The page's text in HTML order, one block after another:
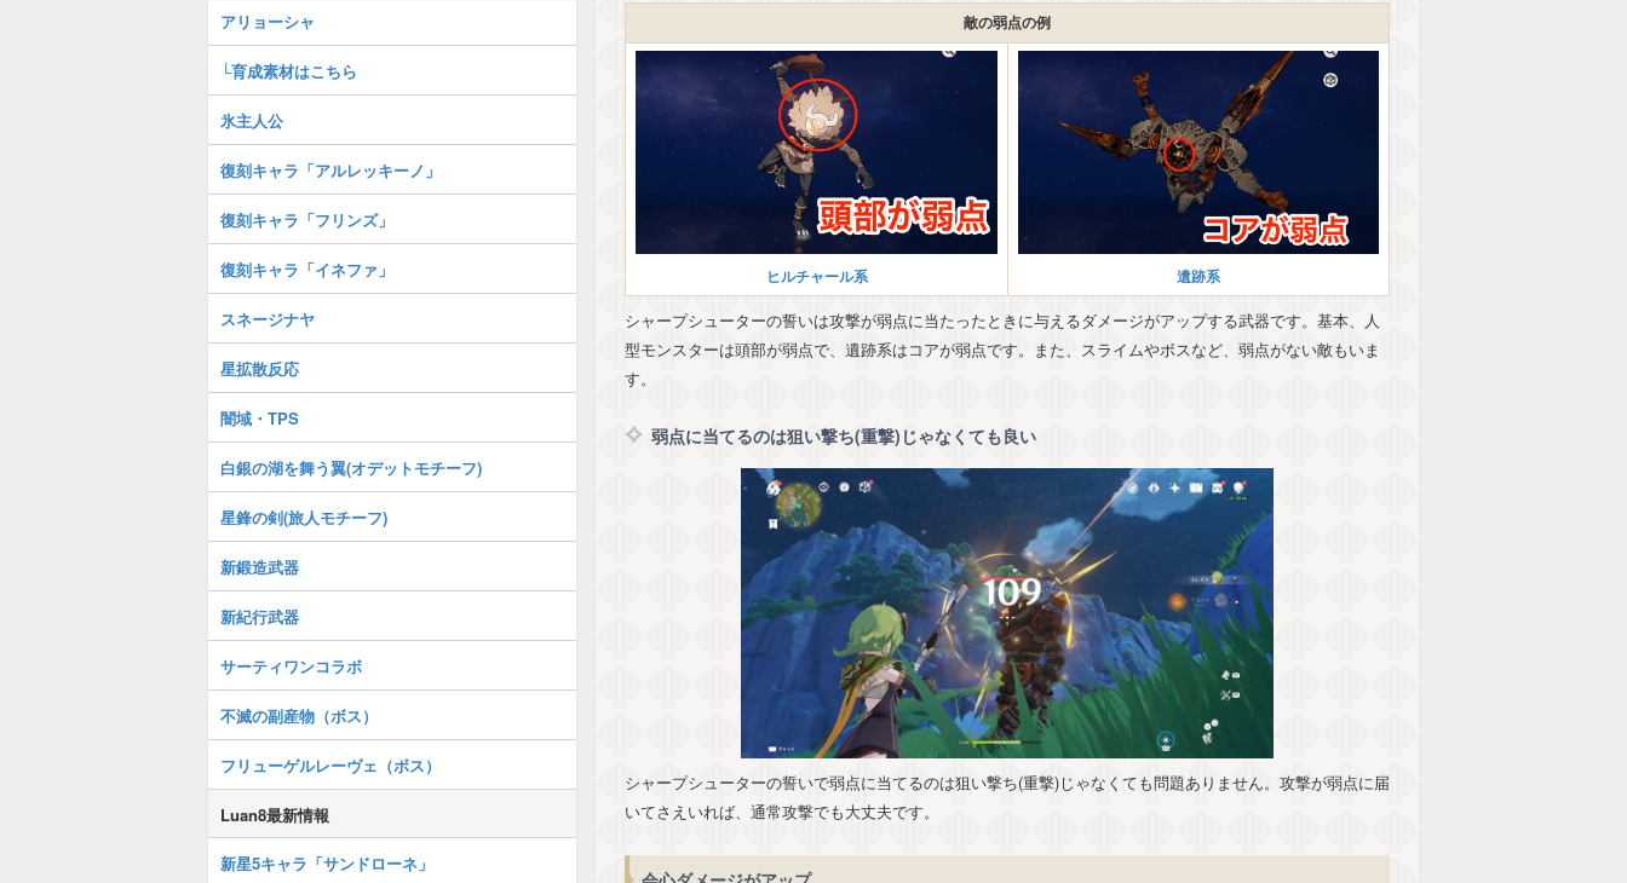
敵の弱点の例
ヒルチャール系 遺跡系
シャープシューターの誓いは攻撃が弱点に当たったときに与えるダメージがアップする武器です。基本、人
型モンスターは頭部が弱点で、遺跡系はコアが弱点です。また、スライムやボスなど、弱点がない敵もいま
す。
弱点に当てるのは狙い撃ち(重撃)じゃなくても良い
シャープシューターの誓いで弱点に当てるのは狙い撃ち(重撃)じゃなくても問題ありません。攻撃が弱点に届
いてさえいれば、通常攻撃でも大丈夫です。
アリョーシャ
└育成素材はこちら
氷主人公
復刻キャラ「アルレッキーノ」
復刻キャラ「フリンズ」
復刻キャラ「イネファ」
スネージナヤ
星拡散反応
闇域・TPS
白銀の湖を舞う翼(オデットモチーフ)
星鋒の剣(旅人モチーフ)
新鍛造武器
新紀行武器
サーティワンコラボ
不滅の副産物（ボス）
フリューゲルレーヴェ（ボス）
Luan8最新情報
新星5キャラ「サンドローネ」